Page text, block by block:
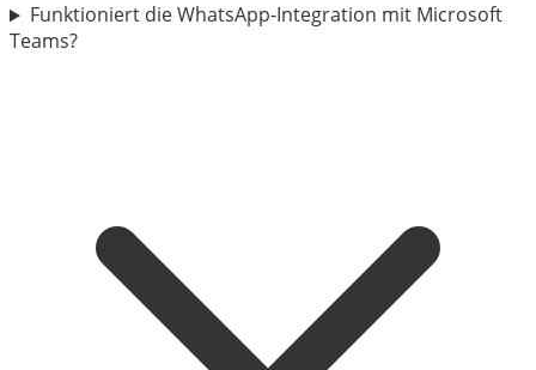
Funktioniert die WhatsApp-Integration mit Microsoft
Teams?